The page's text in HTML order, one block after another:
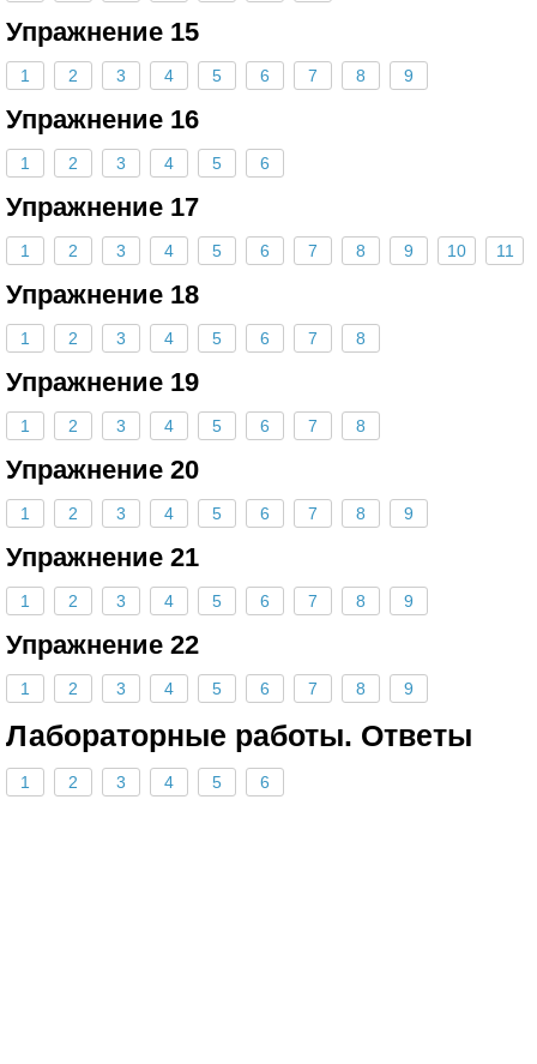
Упражнение 15
1 2 3 4 5 6 7 8 9
Упражнение 16
1 2 3 4 5 6
Упражнение 17
1 2 3 4 5 6 7 8 9 10 11
Упражнение 18
1 2 3 4 5 6 7 8
Упражнение 19
1 2 3 4 5 6 7 8
Упражнение 20
1 2 3 4 5 6 7 8 9
Упражнение 21
1 2 3 4 5 6 7 8 9
Упражнение 22
1 2 3 4 5 6 7 8 9
Лабораторные работы. Ответы
1 2 3 4 5 6